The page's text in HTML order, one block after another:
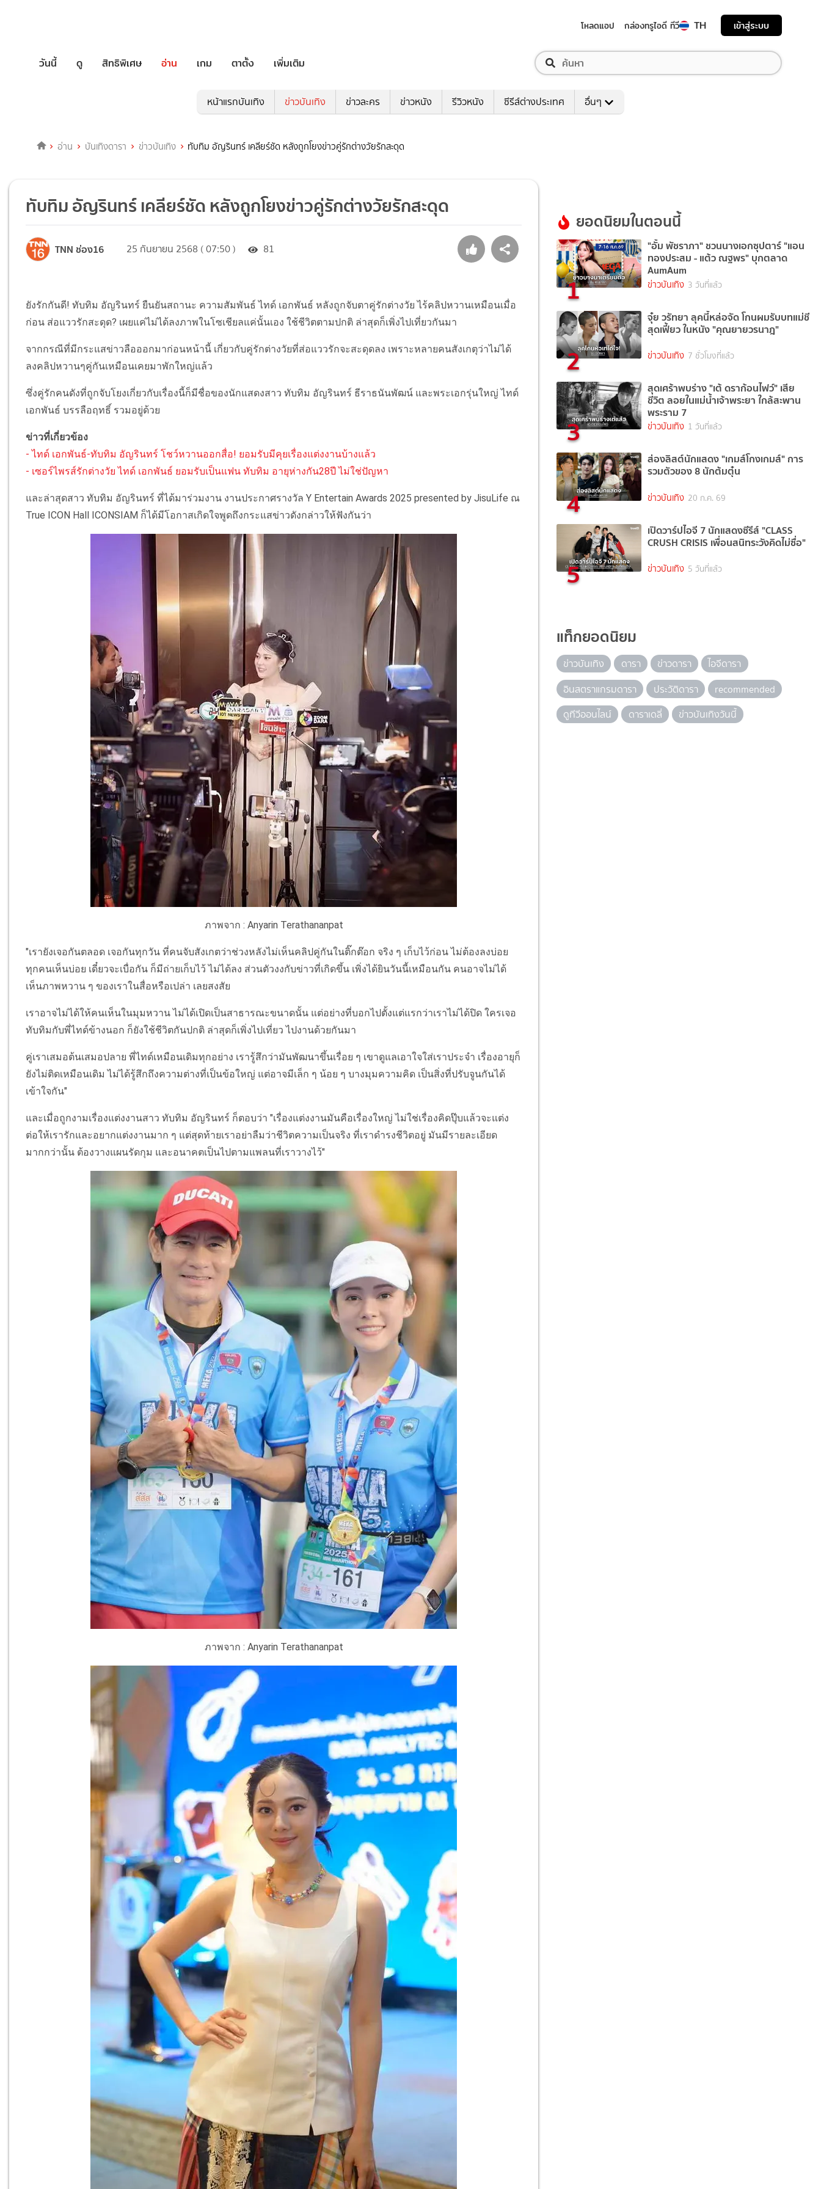
โหลดแอป กล่องทรูไอดี ทีวี TH เข้าสู่ระบบ
วันนี้ ดู สิทธิพิเศษ อ่าน เกม ตาตั้ง เพิ่มเติม
หน้าแรกบันเทิง ข่าวบันเทิง ข่าวละคร ข่าวหนัง รีวิวหนัง ซีรีส์ต่างประเทศ อื่นๆ
อ่าน บันเทิงดารา ข่าวบันเทิง ทับทิม อัญรินทร์ เคลียร์ชัด หลังถูกโยงข่าวคู่รักต่างวัยรักสะดุด
ทับทิม อัญรินทร์ เคลียร์ชัด หลังถูกโยงข่าวคู่รักต่างวัยรักสะดุด
TNN ช่อง16 25 กันยายน 2568 ( 07:50 ) 81
ยังรักกันดี! ทับทิม อัญรินทร์ ยืนยันสถานะ ความสัมพันธ์ ไทด์ เอกพันธ์ หลังถูกจับตาคู่รักต่างวัย ไร้คลิปหวานเหมือนเมื่อ
ก่อน ส่อแววรักสะดุด? เผยแค่ไม่ได้ลงภาพในโซเชียลแค่นั้นเอง ใช้ชีวิตตามปกติ ล่าสุดก็เพิ่งไปเที่ยวกันมา
จากกรณีที่มีกระแสข่าวลือออกมาก่อนหน้านี้ เกี่ยวกับคู่รักต่างวัยที่ส่อแววรักจะสะดุดลง เพราะหลายคนสังเกตุว่าไม่ได้
ลงคลิปหวานๆคู่กันเหมือนเคยมาพักใหญ่แล้ว
ซึ่งคู่รักคนดังที่ถูกจับโยงเกี่ยวกับเรื่องนี้ก็มีชื่อของนักแสดงสาว ทับทิม อัญรินทร์ ธีราธนันพัฒน์ และพระเอกรุ่นใหญ่ ไทด์
เอกพันธ์ บรรลือฤทธิ์ รวมอยู่ด้วย
ข่าวที่เกี่ยวข้อง
- ไทด์ เอกพันธ์-ทับทิม อัญรินทร์ โชว์หวานออกสื่อ! ยอมรับมีคุยเรื่องแต่งงานบ้างแล้ว
- เซอร์ไพรส์รักต่างวัย ไทด์ เอกพันธ์ ยอมรับเป็นแฟน ทับทิม อายุห่างกัน28ปี ไม่ใช่ปัญหา
และล่าสุดสาว ทับทิม อัญรินทร์ ที่ได้มาร่วมงาน งานประกาศรางวัล Y Entertain Awards 2025 presented by JisuLife ณ
True ICON Hall ICONSIAM ก็ได้มีโอกาสเกิดใจพูดถึงกระแสข่าวดังกล่าวให้ฟังกันว่า
ภาพจาก : Anyarin Terathananpat
"เรายังเจอกันตลอด เจอกันทุกวัน ที่คนจับสังเกตว่าช่วงหลังไม่เห็นคลิปคู่กันในติ๊กต๊อก จริง ๆ เก็บไว้ก่อน ไม่ต้องลงบ่อย
ทุกคนเห็นบ่อย เดี๋ยวจะเบื่อกัน ก็มีถ่ายเก็บไว้ ไม่ได้ลง ส่วนตัวงงกับข่าวที่เกิดขึ้น เพิ่งได้ยินวันนี้เหมือนกัน คนอาจไม่ได้
เห็นภาพหวาน ๆ ของเราในสื่อหรือเปล่า เลยสงสัย
เราอาจไม่ได้ให้คนเห็นในมุมหวาน ไม่ได้เปิดเป็นสาธารณะขนาดนั้น แต่อย่างที่บอกไปตั้งแต่แรกว่าเราไม่ได้ปิด ใครเจอ
ทับทิมกับพี่ไทด์ข้างนอก ก็ยังใช้ชีวิตกันปกติ ล่าสุดก็เพิ่งไปเที่ยว ไปงานด้วยกันมา
คู่เราเสมอต้นเสมอปลาย พี่ไทด์เหมือนเดิมทุกอย่าง เรารู้สึกว่ามันพัฒนาขึ้นเรื่อย ๆ เขาดูแลเอาใจใส่เราประจำ เรื่องอายุก็
ยังไม่ติดเหมือนเดิม ไม่ได้รู้สึกถึงความต่างที่เป็นข้อใหญ่ แต่อาจมีเล็ก ๆ น้อย ๆ บางมุมความคิด เป็นสิ่งที่ปรับจูนกันได้
เข้าใจกัน"
และเมื่อถูกงามเรื่องแต่งงานสาว ทับทิม อัญรินทร์ ก็ตอบว่า "เรื่องแต่งงานมันคือเรื่องใหญ่ ไม่ใช่เรื่องคิดปุ๊บแล้วจะแต่ง
ต่อให้เรารักและอยากแต่งงานมาก ๆ แต่สุดท้ายเราอย่าลืมว่าชีวิตความเป็นจริง ที่เราดำรงชีวิตอยู่ มันมีรายละเอียด
มากกว่านั้น ต้องวางแผนรัดกุม และอนาคตเป็นไปตามแพลนที่เราวางไว้"
ภาพจาก : Anyarin Terathananpat
ยอดนิยมในตอนนี้
1
"อั้ม พัชราภา" ชวนนางเอกซุปตาร์ "แอน
ทองประสม - แต้ว ณฐพร" บุกตลาด
AumAum
ข่าวบันเทิง 3 วันที่แล้ว
2
จุ๋ย วรัทยา ลุคนี้หล่อจัด โกนผมรับบทแม่ชี
สุดเฟี้ยว ในหนัง "คุณยายวรนาฎ"
ข่าวบันเทิง 7 ชั่วโมงที่แล้ว
3
สุดเศร้าพบร่าง "เต้ ดราก้อนไฟว์" เสีย
ชีวิต ลอยในแม่น้ำเจ้าพระยา ใกล้สะพาน
พระราม 7
ข่าวบันเทิง 1 วันที่แล้ว
4
ส่องลิสต์นักแสดง "เกมส์โกงเกมส์" การ
รวมตัวของ 8 นักต้มตุ๋น
ข่าวบันเทิง 20 ก.ค. 69
5
เปิดวาร์ปไอจี 7 นักแสดงซีรีส์ "CLASS
CRUSH CRISIS เพื่อนสนิทระวังคิดไม่ซื่อ"
ข่าวบันเทิง 5 วันที่แล้ว
แท็กยอดนิยม
ข่าวบันเทิง ดารา ข่าวดารา
ไอจีดารา
อินสตราแกรมดารา
ประวัติดารา
recommended
ดูทีวีออนไลน์
ดาราเดลี่ ข่าวบันเทิงวันนี้